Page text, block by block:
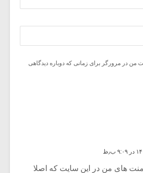
من در مرورگر برای زمانی که دوباره دیدگاهی
های من در این سایت که اصلا